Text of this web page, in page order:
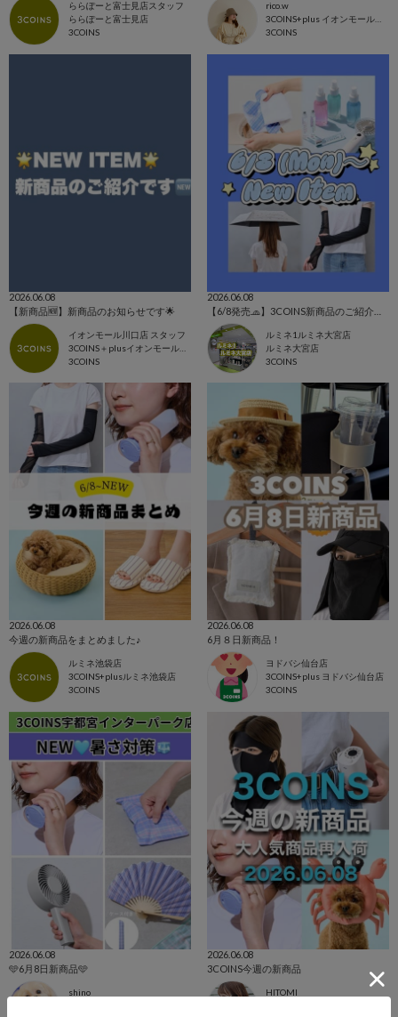
ららぽーと富士見店スタッフ
ららぽーと富士見店
3COINS
rico.w
3COINS+plus イオンモール日吉津店
3COINS
2026.06.08
【新商品🆕】新商品のお知らせです🌟
イオンモール川口店 スタッフ
3COINS＋plusイオンモール川口店
3COINS
2026.06.08
ルミネ1ルミネ大宮店
ルミネ大宮店
3COINS
2026.06.08
今週の新商品をまとめました♪
ルミネ池袋店
3COINS+plusルミネ池袋店
3COINS
2026.06.08
6月８日新商品！
ヨドバシ仙台店
3COINS+plus ヨドバシ仙台店
3COINS
2026.06.08
🩵6月8日新商品🩵
shino
2026.06.08
3COINS今週の新商品
HITOMI